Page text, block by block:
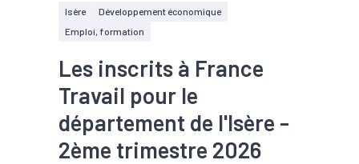
Isère
Développement économique
Emploi, formation
Les inscrits à France
Travail pour le
département de l'Isère -
2ème trimestre 2026